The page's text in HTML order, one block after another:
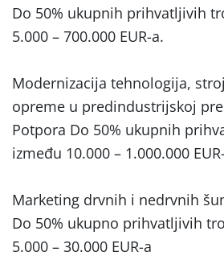
Do 50% ukupnih prihvatljivih
5.000 – 700.000 EUR-a.
Modernizacija tehnologija,
opreme u predindustrijskoj
Potpora Do 50% ukupnih
između 10.000 – 1.000.000
Marketing drvnih i nedrvnih
Do 50% ukupno prihvatljivih
5.000 – 30.000 EUR-a